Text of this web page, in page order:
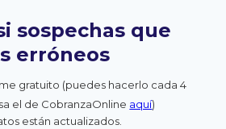
sospechas que
erróneos
gratuito (puedes hacerlo cada 4
el de CobranzaOnline aquí)
están actualizados.